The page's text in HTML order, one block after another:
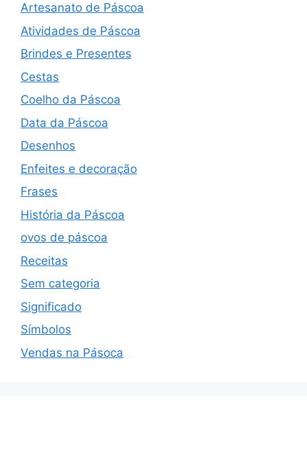
Artesanato de Páscoa
Atividades de Páscoa
Brindes e Presentes
Cestas
Coelho da Páscoa
Data da Páscoa
Desenhos
Enfeites e decoração
Frases
História da Páscoa
ovos de páscoa
Receitas
Sem categoria
Significado
Símbolos
Vendas na Pásoca